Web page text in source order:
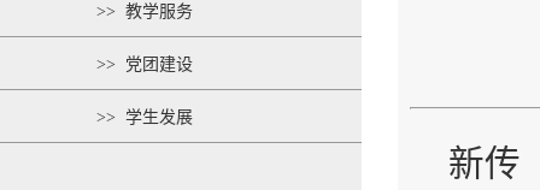
>> 教学服务
>> 党团建设
>> 学生发展
新传